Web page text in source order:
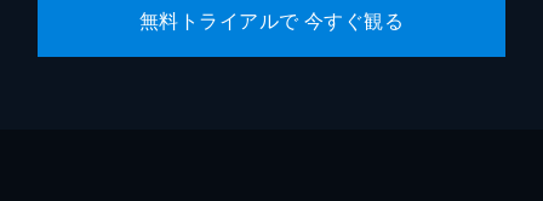
無料トライアルで 今すぐ観る